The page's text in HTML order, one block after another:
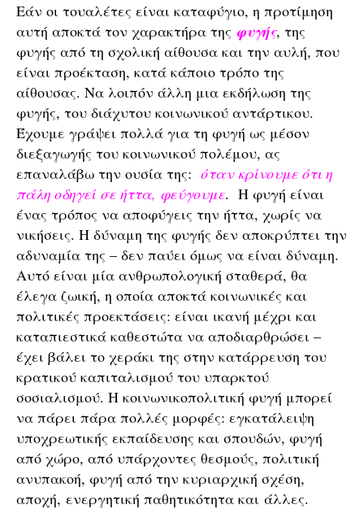
Εάν οι τουαλέτες είναι καταφύγιο, η προτίμηση
αυτή αποκτά τον χαρακτήρα της φυγής, της
φυγής από τη σχολική αίθουσα και την αυλή, που
είναι προέκταση, κατά κάποιο τρόπο της
αίθουσας. Να λοιπόν άλλη μια εκδήλωση της
φυγής, του διάχυτου κοινωνικού αντάρτικου.
Έχουμε γράψει πολλά για τη φυγή ως μέσον
διεξαγωγής του κοινωνικού πολέμου, ας
επαναλάβω την ουσία της: όταν κρίνουμε ότι η
πάλη οδηγεί σε ήττα, φεύγουμε. Η φυγή είναι
ένας τρόπος να αποφύγεις την ήττα, χωρίς να
νικήσεις. Η δύναμη της φυγής δεν αποκρύπτει την
αδυναμία της – δεν παύει όμως να είναι δύναμη.
Αυτό είναι μία ανθρωπολογική σταθερά, θα
έλεγα ζωική, η οποία αποκτά κοινωνικές και
πολιτικές προεκτάσεις: είναι ικανή μέχρι και
καταπιεστικά καθεστώτα να αποδιαρθρώσει –
έχει βάλει το χεράκι της στην κατάρρευση του
κρατικού καπιταλισμού του υπαρκτού
σοσιαλισμού. Η κοινωνικοπολιτική φυγή μπορεί
να πάρει πάρα πολλές μορφές: εγκατάλειψη
υποχρεωτικής εκπαίδευσης και σπουδών, φυγή
από χώρο, από υπάρχοντες θεσμούς, πολιτική
ανυπακοή, φυγή από την κυριαρχική σχέση,
αποχή, ενεργητική παθητικότητα και άλλες.